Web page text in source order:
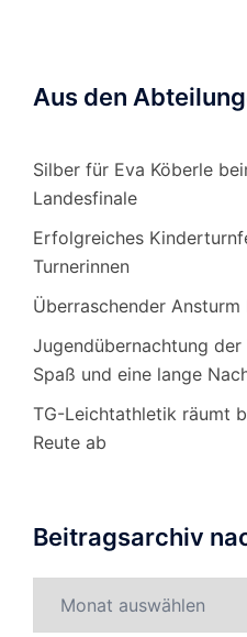
Aus den
Silber für Eva Köberle
Landesfinale
Erfolgreiches
Turnerinnen
Überraschender
Jugendübernachtung der
Spaß und eine lange
TG-Leichtathletik räumt
Reute ab
Beitragsarchiv